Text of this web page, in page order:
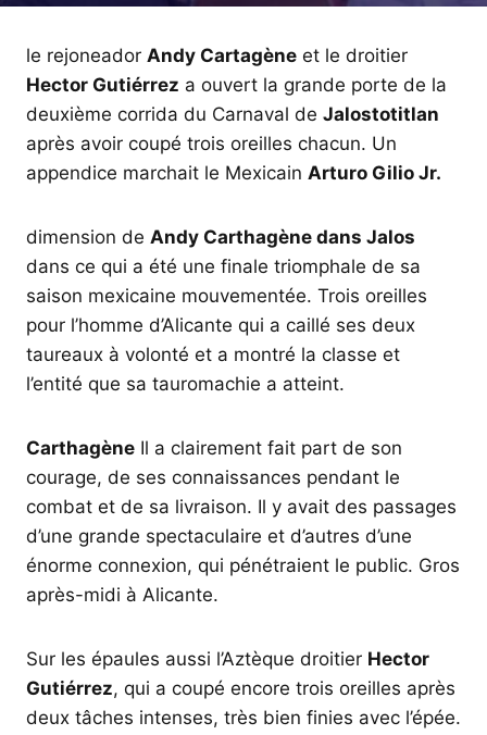
le rejoneador Andy Cartagène et le droitier
Hector Gutiérrez a ouvert la grande porte de la
deuxième corrida du Carnaval de Jalostotitlan
après avoir coupé trois oreilles chacun. Un
appendice marchait le Mexicain Arturo Gilio Jr.
dimension de Andy Carthagène dans Jalos
dans ce qui a été une finale triomphale de sa
saison mexicaine mouvementée. Trois oreilles
pour l’homme d’Alicante qui a caillé ses deux
taureaux à volonté et a montré la classe et
l’entité que sa tauromachie a atteint.
Carthagène Il a clairement fait part de son
courage, de ses connaissances pendant le
combat et de sa livraison. Il y avait des passages
d’une grande spectaculaire et d’autres d’une
énorme connexion, qui pénétraient le public. Gros
après-midi à Alicante.
Sur les épaules aussi l’Aztèque droitier Hector
Gutiérrez, qui a coupé encore trois oreilles après
deux tâches intenses, très bien finies avec l’épée.